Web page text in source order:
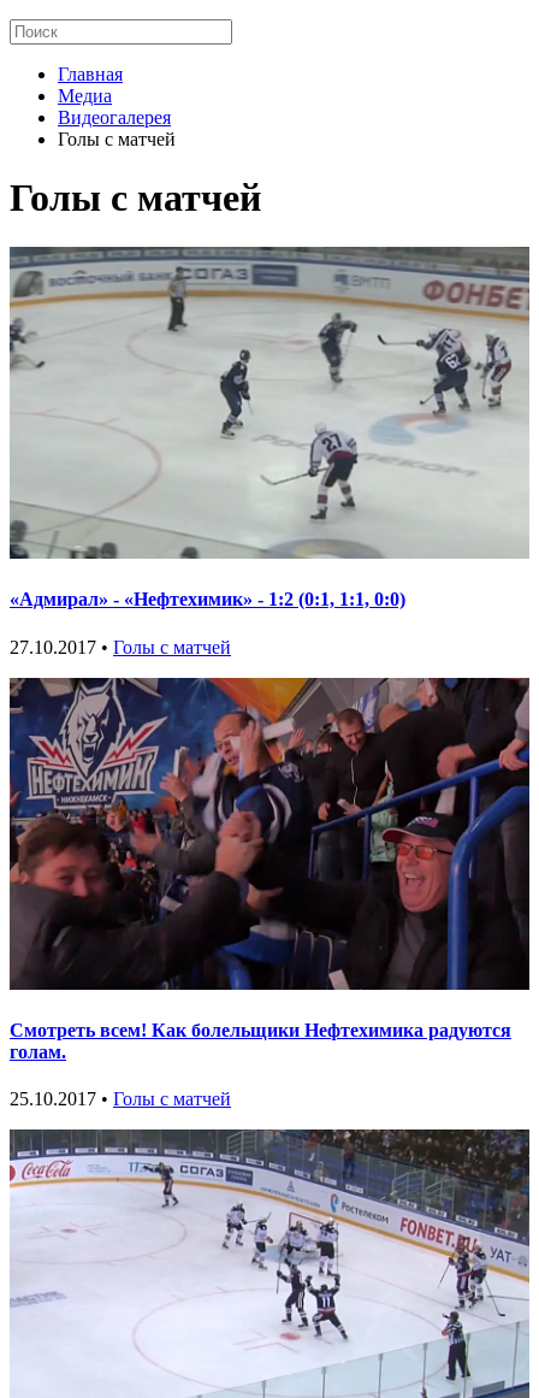
Главная
Медиа
Видеогалерея
Голы с матчей
Голы с матчей
«Адмирал» - «Нефтехимик» - 1:2 (0:1, 1:1, 0:0)
27.10.2017 • Голы с матчей
Смотреть всем! Как болельщики Нефтехимика радуются
голам.
25.10.2017 • Голы с матчей